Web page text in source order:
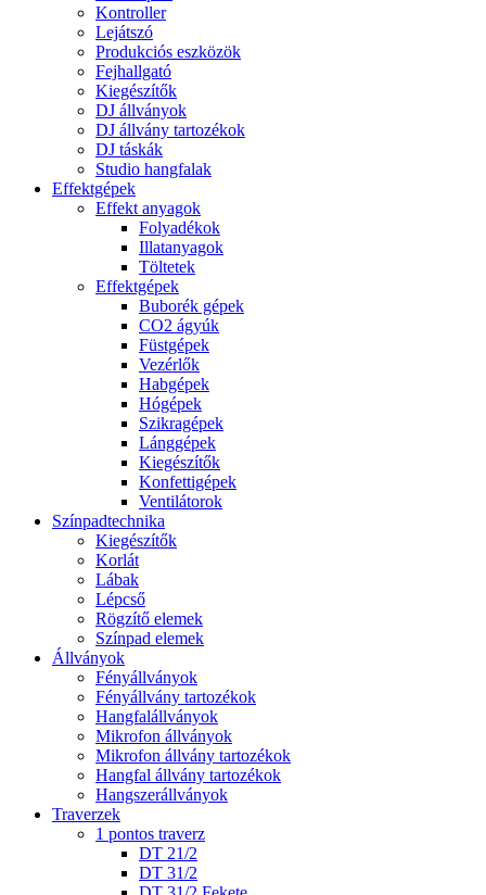
Kontroller
Lejátszó
Produkciós eszközök
Fejhallgató
Kiegészítők
DJ állványok
DJ állvány tartozékok
DJ táskák
Studio hangfalak
Effektgépek
Effekt anyagok
Folyadékok
Illatanyagok
Töltetek
Effektgépek
Buborék gépek
CO2 ágyúk
Füstgépek
Vezérlők
Habgépek
Hógépek
Szikragépek
Lánggépek
Kiegészítők
Konfettigépek
Ventilátorok
Színpadtechnika
Kiegészítők
Korlát
Lábak
Lépcső
Rögzítő elemek
Színpad elemek
Állványok
Fényállványok
Fényállvány tartozékok
Hangfalállványok
Mikrofon állványok
Mikrofon állvány tartozékok
Hangfal állvány tartozékok
Hangszerállványok
Traverzek
1 pontos traverz
DT 21/2
DT 31/2